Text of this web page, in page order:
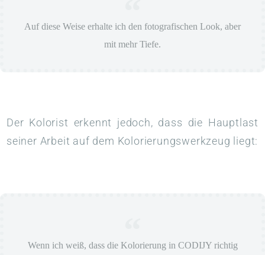
Auf diese Weise erhalte ich den fotografischen Look, aber
mit mehr Tiefe.
Der Kolorist erkennt jedoch, dass die Hauptlast
seiner Arbeit auf dem Kolorierungswerkzeug liegt:
Wenn ich weiß, dass die Kolorierung in CODIJY richtig